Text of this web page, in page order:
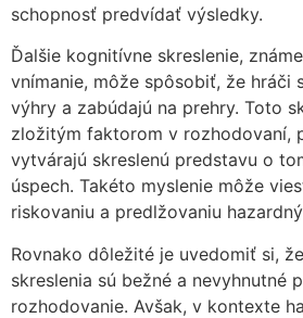
schopnosť predvídať výsledky.
Ďalšie kognitívne skreslenie,
vnímanie, môže spôsobiť, že hráči
výhry a zabúdajú na prehry. Toto
zložitým faktorom v rozhodovaní,
vytvárajú skreslenú predstavu o
úspech. Takéto myslenie môže
riskovaniu a predlžovaniu
Rovnako dôležité je uvedomiť si,
skreslenia sú bežné a nevyhnutné
rozhodovanie. Avšak, v kontexte